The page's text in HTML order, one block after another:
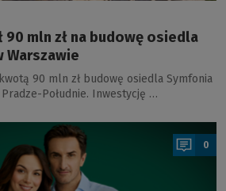
90 mln zł na budowę osiedla
Warszawie
90 mln zł budowę osiedla Symfonia
Południe. Inwestycję …
0